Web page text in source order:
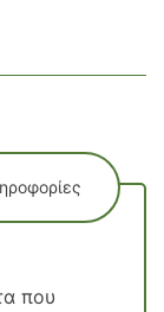
που